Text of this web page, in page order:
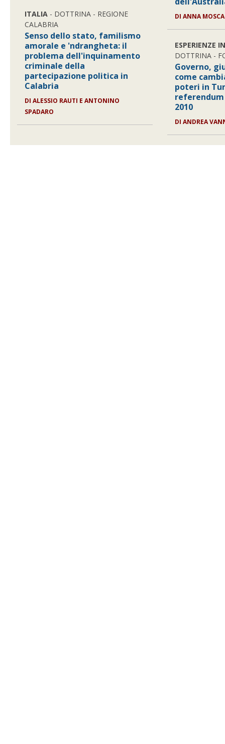
ITALIA - DOTTRINA - REGIONE
CALABRIA
Senso dello stato, familismo
amorale e 'ndrangheta: il
problema dell'inquinamento
criminale della
partecipazione politica in
Calabria
DI ALESSIO RAUTI E ANTONINO
SPADARO
DI ANNA
ESPERIENZE
DOTTRINA -
Governo,
come
poteri in
2010
DI ANDREA